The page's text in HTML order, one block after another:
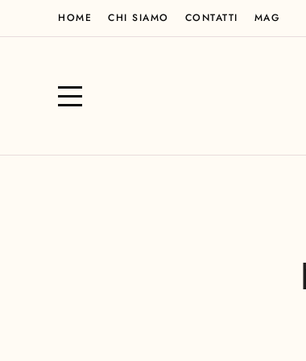
HOME CHI SIAMO CONTATTI MAG